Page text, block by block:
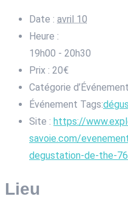
Date : avril 10
Heure :
19h00 - 20h30
Prix : 20€
Catégorie
Événement Tags:
Site : https://
savoie.com/
degustation-de-the-
Lieu